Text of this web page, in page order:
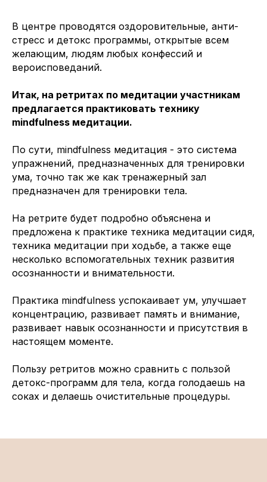
В центре проводятся оздоровительные, анти-
стресс и детокс программы, открытые всем
желающим, людям любых конфессий и
вероисповеданий.
Итак, на ретритах по медитации участникам
предлагается практиковать технику
mindfulness медитации.
По сути, mindfulness медитация - это система
упражнений, предназначенных для тренировки
ума, точно так же как тренажерный зал
предназначен для тренировки тела.
На ретрите будет подробно объяснена и
предложена к практике техника медитации сидя,
техника медитации при ходьбе, а также еще
несколько вспомогательных техник развития
осознанности и внимательности.
Практика mindfulness успокаивает ум, улучшает
концентрацию, развивает память и внимание,
развивает навык осознанности и присутствия в
настоящем моменте.
Пользу ретритов можно сравнить с пользой
детокс-программ для тела, когда голодаешь на
соках и делаешь очистительные процедуры.